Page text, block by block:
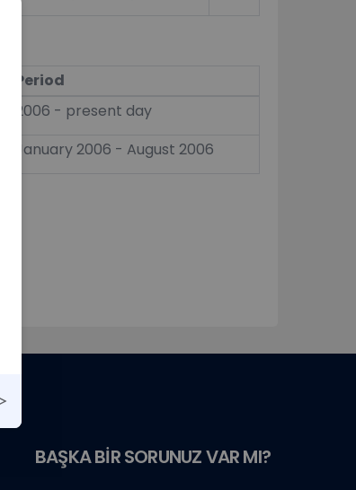
Period
2006 - present day
January 2006 - August 2006
BAŞKA BİR SORUNUZ VAR MI?